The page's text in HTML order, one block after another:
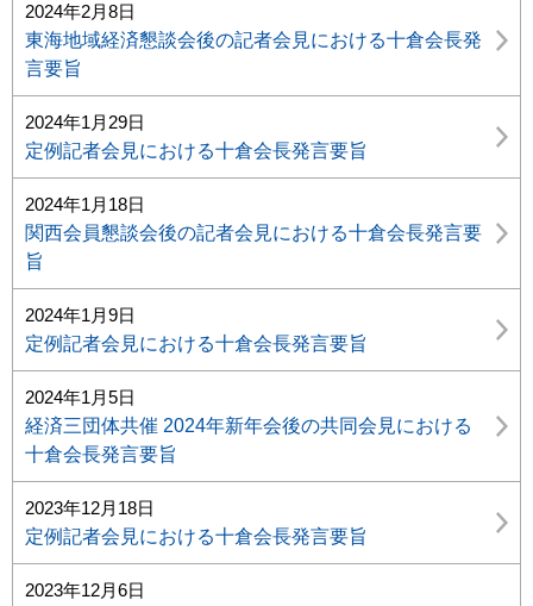
2024年2月8日
東海地域経済懇談会後の記者会見における十倉会長発
言要旨
2024年1月29日
定例記者会見における十倉会長発言要旨
2024年1月18日
関西会員懇談会後の記者会見における十倉会長発言要
旨
2024年1月9日
定例記者会見における十倉会長発言要旨
2024年1月5日
経済三団体共催 2024年新年会後の共同会見における
十倉会長発言要旨
2023年12月18日
定例記者会見における十倉会長発言要旨
2023年12月6日